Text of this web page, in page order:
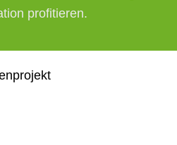
profitieren.